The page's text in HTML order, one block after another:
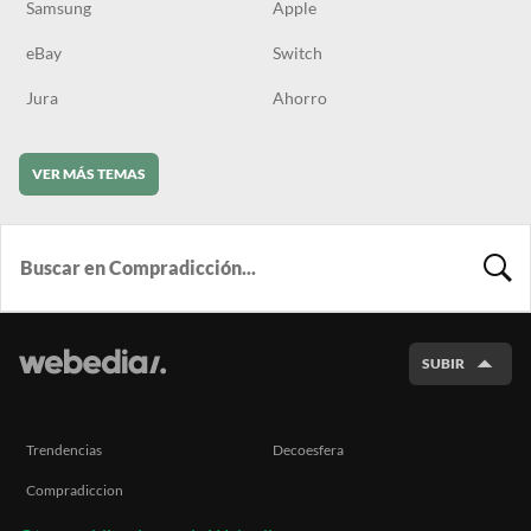
Samsung Apple
eBay Switch
Jura Ahorro
VER MÁS TEMAS
SUBIR
Trendencias Decoesfera
Compradiccion